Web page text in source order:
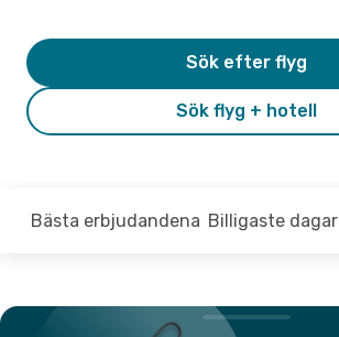
Sök flyg + hotell
Sök efter flyg
Bästa erbjudandena Billigaste dagar